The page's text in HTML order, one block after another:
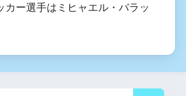
カー選手はミヒャエル・バラッ